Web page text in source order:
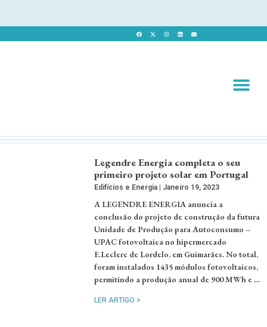
Legendre Energia completa o seu
primeiro projeto solar em Portugal
Edifícios e Energia Janeiro 19, 2023
A LEGENDRE ENERGIA anuncia a
conclusão do projeto de construção da futura
Unidade de Produção para Autoconsumo –
UPAC fotovoltaica no hipermercado
E.Leclerc de Lordelo, em Guimarães. No total,
foram instalados 1435 módulos fotovoltaicos,
permitindo a produção anual de 900 MWh e …
LER ARTIGO >